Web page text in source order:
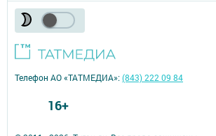
Телефон АО «ТАТМЕДИА»:(843) 222 09 84
16+